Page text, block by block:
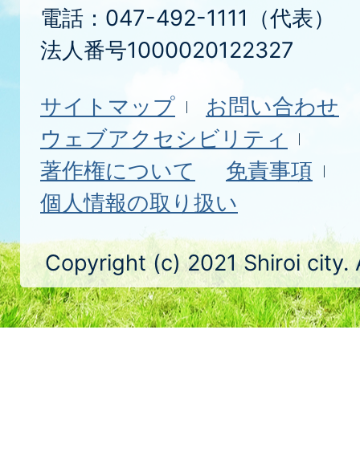
電話：047-492-1111（代表）
法人番号1000020122327
サイトマップ
お問い合わせ
ウェブアクセシビリティ
著作権について
免責事項
個人情報の取り扱い
Copyright (c) 2021 Shiroi city.